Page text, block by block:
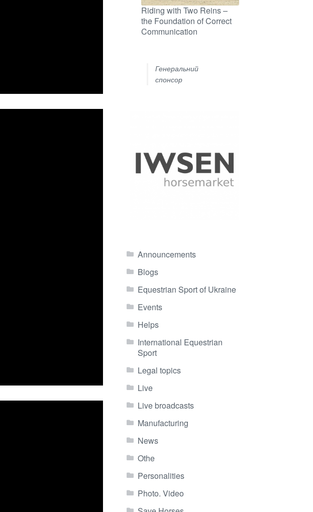
Riding with Two Reins –
the Foundation of Correct
Communication
Генеральний
спонсор
Announcements
Blogs
Equestrian Sport of Ukraine
Events
Helps
International Equestrian
Sport
Legal topics
Live
Live broadcasts
Manufacturing
News
Othe
Personalities
Photo. Video